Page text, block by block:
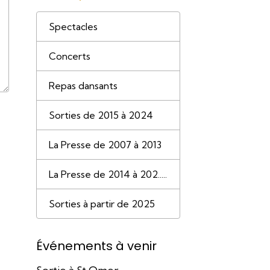
Spectacles
Concerts
Repas dansants
Sorties de 2015 à 2024
La Presse de 2007 à 2013
La Presse de 2014 à 202.....
Sorties à partir de 2025
Événements à venir